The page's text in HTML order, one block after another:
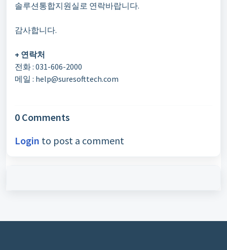
솔루션통합지원실로 연락바랍니다.
감사합니다.
+ 연락처
전화 : 031-606-2000
메일 : help@suresofttech.com
0 Comments
Login to post a comment